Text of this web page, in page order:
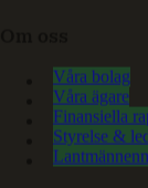
Våra bolag
Våra ägare
Finansiella
Styrelse &